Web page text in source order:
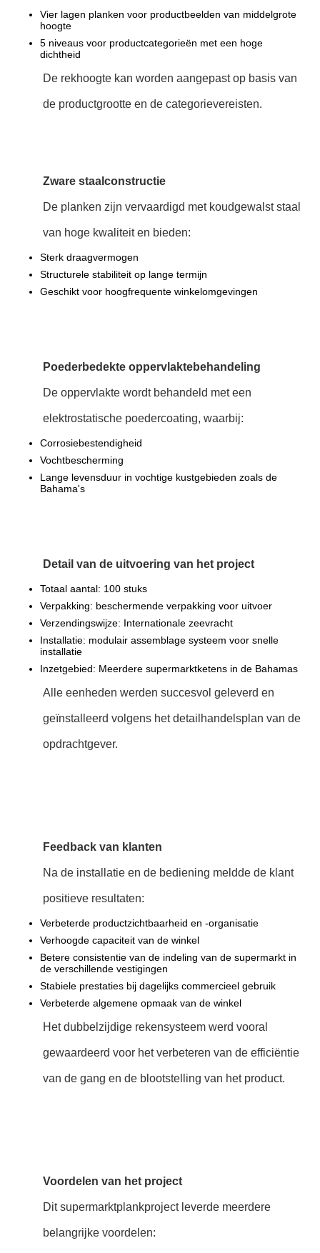
Vier lagen planken voor productbeelden van middelgrote
hoogte
5 niveaus voor productcategorieën met een hoge
dichtheid
De rekhoogte kan worden aangepast op basis van
de productgrootte en de categorievereisten.
Zware staalconstructie
De planken zijn vervaardigd met koudgewalst staal
van hoge kwaliteit en bieden:
Sterk draagvermogen
Structurele stabiliteit op lange termijn
Geschikt voor hoogfrequente winkelomgevingen
Poederbedekte oppervlaktebehandeling
De oppervlakte wordt behandeld met een
elektrostatische poedercoating, waarbij:
Corrosiebestendigheid
Vochtbescherming
Lange levensduur in vochtige kustgebieden zoals de
Bahama's
Detail van de uitvoering van het project
Totaal aantal: 100 stuks
Verpakking: beschermende verpakking voor uitvoer
Verzendingswijze: Internationale zeevracht
Installatie: modulair assemblage systeem voor snelle
installatie
Inzetgebied: Meerdere supermarktketens in de Bahamas
Alle eenheden werden succesvol geleverd en
geïnstalleerd volgens het detailhandelsplan van de
opdrachtgever.
Feedback van klanten
Na de installatie en de bediening meldde de klant
positieve resultaten:
Verbeterde productzichtbaarheid en -organisatie
Verhoogde capaciteit van de winkel
Betere consistentie van de indeling van de supermarkt in
de verschillende vestigingen
Stabiele prestaties bij dagelijks commercieel gebruik
Verbeterde algemene opmaak van de winkel
Het dubbelzijdige rekensysteem werd vooral
gewaardeerd voor het verbeteren van de efficiëntie
van de gang en de blootstelling van het product.
Voordelen van het project
Dit supermarktplankproject leverde meerdere
belangrijke voordelen: